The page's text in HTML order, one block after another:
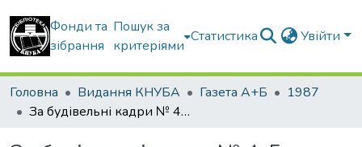
Фонди та
зібрання
Пошук за
критеріями
Статистика Увійти
Головна Видання КНУБА Газета А+Б
1987
За будівельні кадри № 4-5